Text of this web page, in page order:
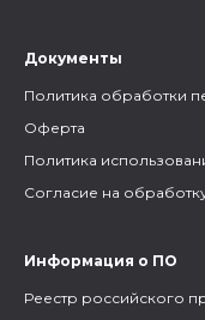
Документы
Политика обработки
Оферта
Политика
Согласие на
Информация о ПО
Реестр российского